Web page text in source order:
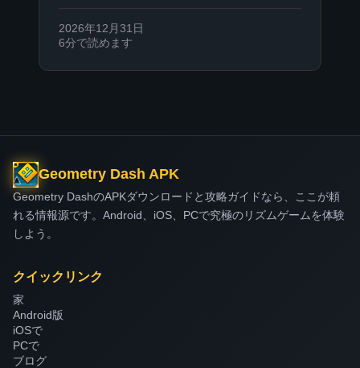
2026年12月31日
6分で読めます
Geometry Dash APK
Geometry DashのAPKダウンロードと攻略ガイドなら、ここが頼
れる情報源です。Android、iOS、PCで究極のリズムゲームを体験
しよう。
クイックリンク
家
Android版
iOSで
PCで
ブログ